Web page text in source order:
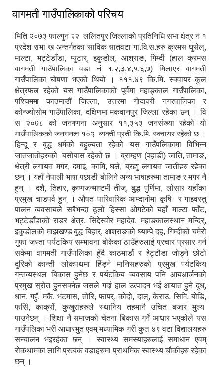
वागमती गाउँपालिकाको परिचय
मिति २०७३ फाल्गुन २२ ललितपुर जिल्लाको प्रतिनिधि सभा क्षेत्र नं १
प्रदेश सभा ख अन्तर्गतका साविक सातवटा गा.वि.स.हरु क्रमस घुसेल्,
माल्टा, भट्टेडाँडा, प्युटार्, इकुडोल्, आश्राङ, गिम्दी (हाल क्रमस
वागमती गाउँपालिका वडा नं १,२,३,४,५,६,७) मिलाएर वागमती
गाउँपालिका घोषणा भएको थियो । १११.४९ कि.मि. स्क्वायर कुल
क्षेत्रफल रहेको यस गाउँपालिकाको पूर्वमा महाङ्काल गाउँपालिका,
पश्चिममा काठमाडौं जिल्ला, उत्तरमा गोदावरी नगरपालिका र
कोन्ज्योसोम गाउँपालिका, दक्षिणमा मकवानपुर जिल्ला रहेका छन् । वि
स २०७८ को जनगणना अनुसार ११,३५३ जनसंख्या रहेको यो
गाउँपालिकको जनघनत्व १०२ व्यक्ती प्रती कि.मि. स्क्वायर रहेको छ ।
हिन्दू र बुद्ध धर्मको बहुल्यता रहेको यस गाउँपलिकामा विभिन्न
जातजातीहरुको बसोबास रहेको छ । ब्राम्हण (पहाडी) जाति, तामाङ,
क्षेत्री लगायत मगर, दमाइ, कामि, घले, ब्रह्मु लगायत जातीहरु रहेका
छन् । यहाँ नेपाली भाषा पछाडी बोलिने अन्य भाषाहरुमा तामाङ र मगर नै
हुन् । दशै, तिहार, कृष्णजन्माष्टमी तीज्, बुद्ध पुर्णिमा, लोसार यहाँका
प्रमुख चाडपर्व हुन् । औषत पारिवारिक आम्दानीमा कृषि र गाइवस्तु
पालन व्यवसायले सबैभन्दा ठूलो हिस्सा ओगटेको यहाँ माल्टा फाँट,
भट्टेडाँडाको राडर क्षेत्र, सिद्देस्वोर महादेव, महाङकालस्थान मन्दिर्,
इकुडोलको माझखण्ड बुद्ध बिहार्, आश्राङको घ्याम्पे दह्, गिम्दीको चमेरो
गुफा जस्ता पर्यटकिय सम्भावना बोकेका ठाउँहरुलाई प्रचार प्रसार गर्न
सकेमा वागमती गाउँपालिका हुँदै काठमाडौं र हेट्टौडा जोड्ने छोटो
दुरिको कान्ती लोकपथमा हिंड्ने मानिसहरुको प्रमुख पर्यटकिय
गन्तव्यस्थल बिकास हुनेछ र पर्यटकिय व्यवसाय पनि आयआर्जनको
प्रमुख स्रोत हुनसक्नेछ जसले गर्दा हाल उत्पादन भई आयात हुने दुध्,
धान, गहुँ, मकै, भटमास, तोरि, फापर्, कोदो, दाल्, केराउ, सिमि, बोडि,
फर्सि, काक्रोँ, कुखुराहरुले स्थानिय तहमानै उचित बजार मुल्य
पाउनेछन् । शिक्षा नै समाजको चेतना बिकास गर्ने आधार भएकोले यस
गाउँपलिका भरी आधारभुत एवम् मध्यामिक गरी कुल ४९ वटा विद्यालयहरु
सन्चालन भइरहेका छन् । स्वास्थ्य समस्याहरुलाई समाधान एवम्
रोकथामका लागि प्रत्यक वडाहरुमा प्राथमिक स्वास्थ्य चौकीहरु रहेका
छन् ।